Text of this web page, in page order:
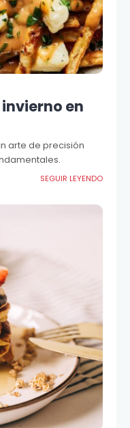
en
arte de precisión
SEGUIR LEYENDO